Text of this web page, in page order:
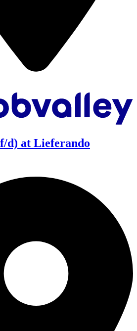
d) at Lieferando